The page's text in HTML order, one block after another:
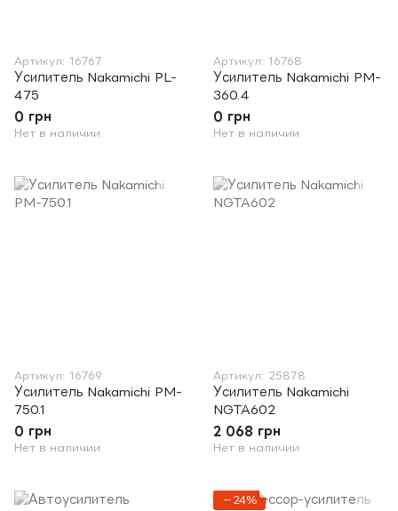
Артикул: 16767
Усилитель Nakamichi PL-
475
0 грн
Нет в наличии
Артикул: 16768
Усилитель Nakamichi PM-
360.4
0 грн
Нет в наличии
Артикул: 16769
Усилитель Nakamichi PM-
750.1
0 грн
Нет в наличии
Артикул: 25878
Усилитель Nakamichi
NGTA602
2 068 грн
Нет в наличии
−24%